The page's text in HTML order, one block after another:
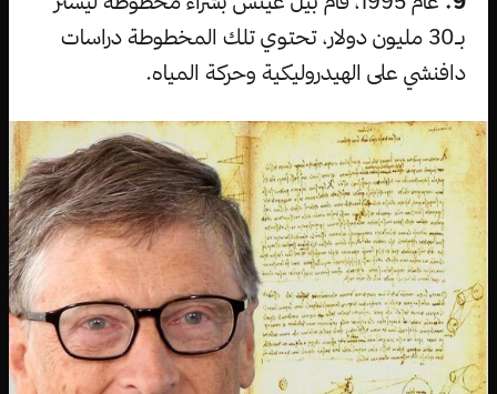
بـ30 مليون دولار، تحتوي تلك المخطوطة دراسات
دافنشي على الهيدروليكية وحركة المياه.